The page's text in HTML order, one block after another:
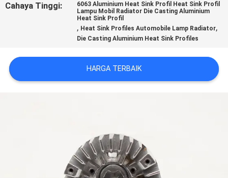
PERMINTAAN
PENAWARAN
SITEMAP
Cahaya Tinggi:
6063 Aluminium Heat Sink Profil Heat Sink Profil
Lampu Mobil Radiator Die Casting Aluminium
Heat Sink Profil
, Heat Sink Profiles Automobile Lamp Radiator,
Die Casting Aluminium Heat Sink Profiles
HARGA TERBAIK